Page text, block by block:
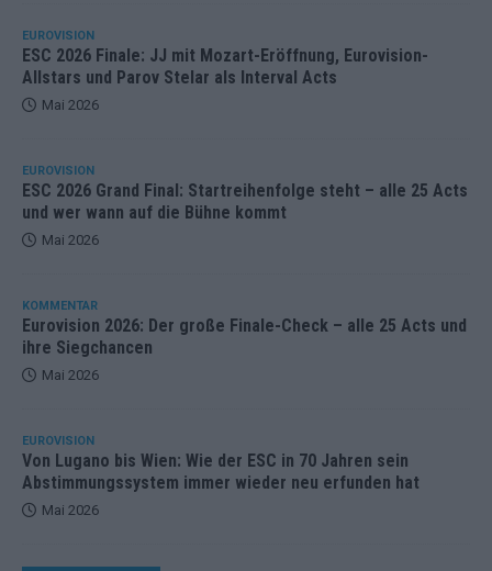
EUROVISION
ESC 2026 Finale: JJ mit Mozart-Eröffnung, Eurovision-
Allstars und Parov Stelar als Interval Acts
Mai 2026
EUROVISION
ESC 2026 Grand Final: Startreihenfolge steht – alle 25 Acts
und wer wann auf die Bühne kommt
Mai 2026
KOMMENTAR
Eurovision 2026: Der große Finale-Check – alle 25 Acts und
ihre Siegchancen
Mai 2026
EUROVISION
Von Lugano bis Wien: Wie der ESC in 70 Jahren sein
Abstimmungssystem immer wieder neu erfunden hat
Mai 2026